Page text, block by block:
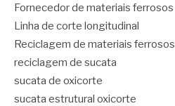
Fornecedor de materiais ferrosos
Linha de corte longitudinal
Reciclagem de materiais ferrosos
reciclagem de sucata
sucata de oxicorte
sucata estrutural oxicorte